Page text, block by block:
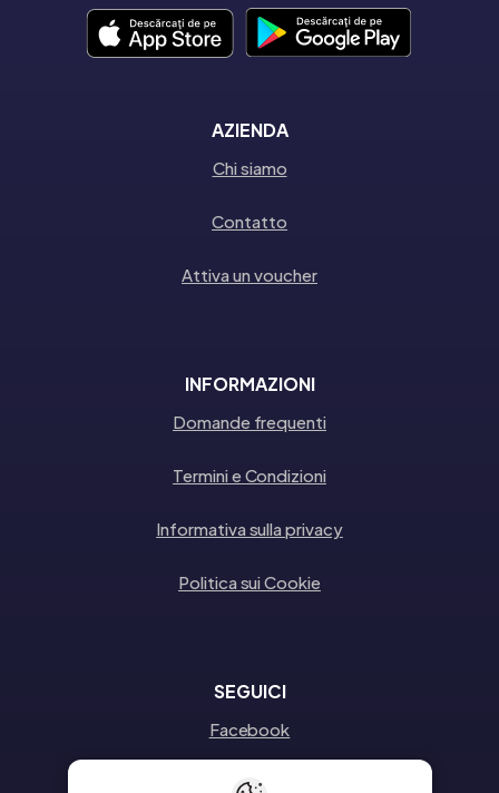
AZIENDA
Chi siamo
Contatto
Attiva un voucher
INFORMAZIONI
Domande frequenti
Termini e Condizioni
Informativa sulla privacy
Politica sui Cookie
SEGUICI
Facebook
Instagram